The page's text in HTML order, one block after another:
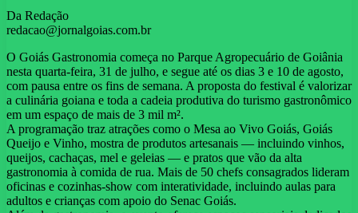
Da Redação
redacao@jornalgoias.com.br
O Goiás Gastronomia começa no Parque Agropecuário de Goiânia
nesta quarta-feira, 31 de julho, e segue até os dias 3 e 10 de agosto,
com pausa entre os fins de semana. A proposta do festival é valorizar
a culinária goiana e toda a cadeia produtiva do turismo gastronômico
em um espaço de mais de 3 mil m².
A programação traz atrações como o Mesa ao Vivo Goiás, Goiás
Queijo e Vinho, mostra de produtos artesanais — incluindo vinhos,
queijos, cachaças, mel e geleias — e pratos que vão da alta
gastronomia à comida de rua. Mais de 50 chefs consagrados lideram
oficinas e cozinhas-show com interatividade, incluindo aulas para
adultos e crianças com apoio do Senac Goiás.